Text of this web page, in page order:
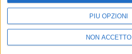
PIÙ OPZIONI
NON ACCETTO